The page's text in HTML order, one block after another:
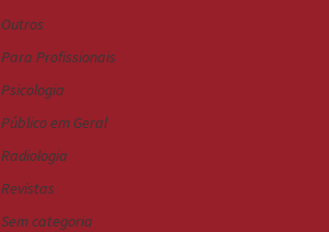
Outros
Para Profissionais
Psicologia
Público em Geral
Radiologia
Revistas
Sem categoria